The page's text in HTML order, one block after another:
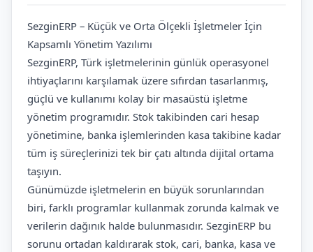
SezginERP – Küçük ve Orta Ölçekli İşletmeler İçin
Kapsamlı Yönetim Yazılımı
SezginERP, Türk işletmelerinin günlük operasyonel
ihtiyaçlarını karşılamak üzere sıfırdan tasarlanmış,
güçlü ve kullanımı kolay bir masaüstü işletme
yönetim programıdır. Stok takibinden cari hesap
yönetimine, banka işlemlerinden kasa takibine kadar
tüm iş süreçlerinizi tek bir çatı altında dijital ortama
taşıyın.
Günümüzde işletmelerin en büyük sorunlarından
biri, farklı programlar kullanmak zorunda kalmak ve
verilerin dağınık halde bulunmasıdır. SezginERP bu
sorunu ortadan kaldırarak stok, cari, banka, kasa ve